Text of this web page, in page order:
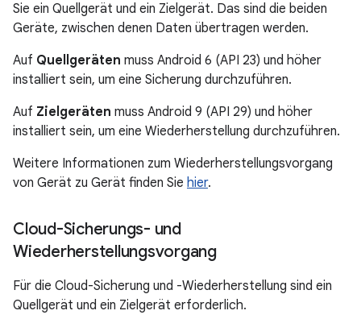
Sie ein Quellgerät und ein Zielgerät. Das sind die beiden
Geräte, zwischen denen Daten übertragen werden.
Auf Quellgeräten muss Android 6 (API 23) und höher
installiert sein, um eine Sicherung durchzuführen.
Auf Zielgeräten muss Android 9 (API 29) und höher
installiert sein, um eine Wiederherstellung durchzuführen.
Weitere Informationen zum Wiederherstellungsvorgang
von Gerät zu Gerät finden Sie hier.
Cloud-Sicherungs- und
Wiederherstellungsvorgang
Für die Cloud-Sicherung und -Wiederherstellung sind ein
Quellgerät und ein Zielgerät erforderlich.